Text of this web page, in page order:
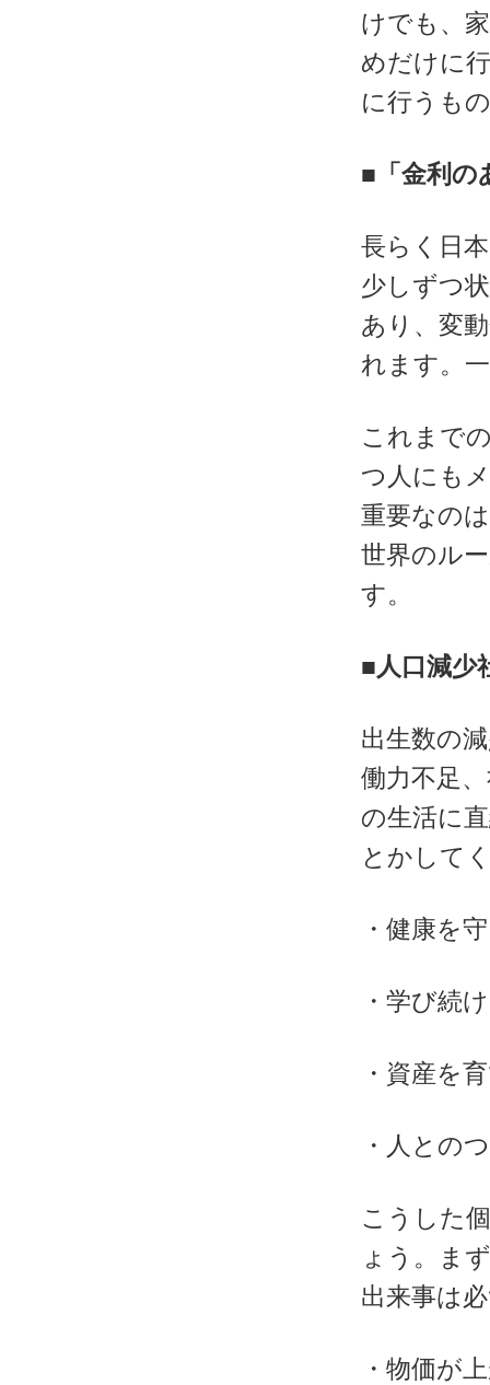
けでも、
めだけに
に行うも
■「金利の
長らく日
少しずつ
あり、変
れます。
これまで
つ人にも
重要なの
世界のル
す。
■人口減少
出生数の
働力不足
の生活に
とかして
・健康を
・学び続
・資産を
・人との
こうした
ょう。ま
出来事は
・物価が